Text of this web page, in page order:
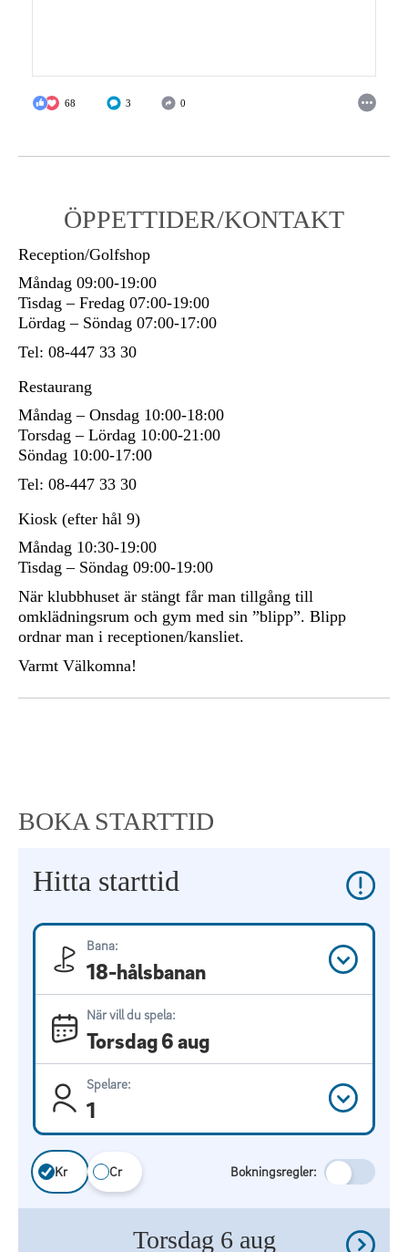
68 3 0
ÖPPETTIDER/KONTAKT
Reception/Golfshop
Måndag 09:00-19:00
Tisdag – Fredag 07:00-19:00
Lördag – Söndag 07:00-17:00
Tel: 08-447 33 30
Restaurang
Måndag – Onsdag 10:00-18:00
Torsdag – Lördag 10:00-21:00
Söndag 10:00-17:00
Tel: 08-447 33 30
Kiosk (efter hål 9)
Måndag 10:30-19:00
Tisdag – Söndag 09:00-19:00
När klubbhuset är stängt får man tillgång till
omklädningsrum och gym med sin ”blipp”. Blipp
ordnar man i receptionen/kansliet.
Varmt Välkomna!
BOKA STARTTID
Hitta starttid
Bana:
18-hålsbanan
När vill du spela:
Torsdag 6 aug
Spelare:
1
Kr Cr Bokningsregler:
Torsdag 6 aug